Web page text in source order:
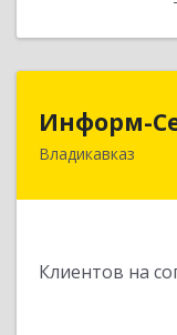
Информ-
Владикавказ
Клиентов на